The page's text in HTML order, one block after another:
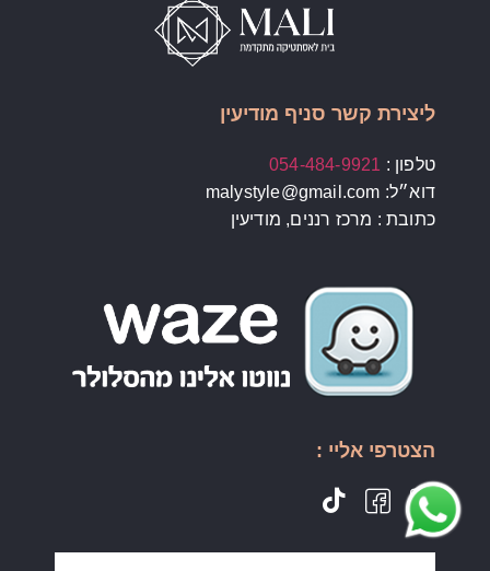
ליצירת קשר סניף מודיעין
טלפון : 054-484-9921
דוא״ל: malystyle@gmail.com
כתובת : מרכז רננים, מודיעין
הצטרפי אליי :